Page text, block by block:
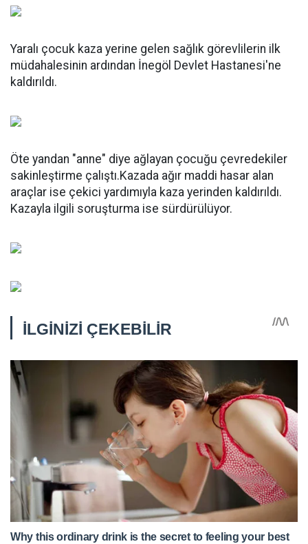
Yaralı çocuk kaza yerine gelen sağlık görevlilerin ilk
müdahalesinin ardından İnegöl Devlet Hastanesi'ne
kaldırıldı.
Öte yandan "anne" diye ağlayan çocuğu çevredekiler
sakinleştirme çalıştı.Kazada ağır maddi hasar alan
araçlar ise çekici yardımıyla kaza yerinden kaldırıldı.
Kazayla ilgili soruşturma ise sürdürülüyor.